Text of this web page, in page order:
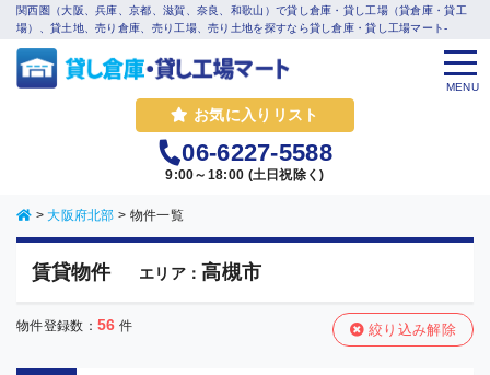
関西圏（大阪、兵庫、京都、滋賀、奈良、和歌山）で貸し倉庫・貸し工場（貸倉庫・貸工
場）、貸土地、売り倉庫、売り工場、売り土地を探すなら貸し倉庫・貸し工場マート-
お気に入りリスト
06-6227-5588
9:00～18:00 (土日祝除く)
MENU
>大阪府北部 > 物件一覧
賃貸物件 エリア： 高槻市
物件登録数： 56 件 絞り込み解除